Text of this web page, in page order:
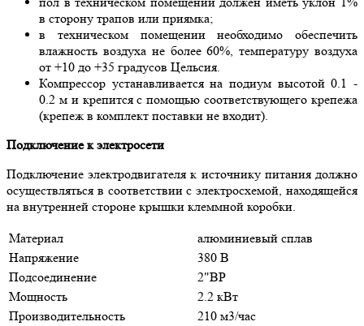
в сторону трапов или приямка;
в техническом помещении необходимо обеспечить
влажность воздуха не более 60%, температуру воздуха
от +10 до +35 градусов Цельсия.
Компрессор устанавливается на подиум высотой 0.1 -
0.2 м и крепится с помощью соответствующего крепежа
(крепеж в комплект поставки не входит).
Подключение к электросети
Подключение электродвигателя к источнику питания должно
осуществляться в соответствии с электросхемой, находящейся
на внутренней стороне крышки клеммной коробки.
Материал
алюминиевый сплав
Напряжение
380 В
Подсоединение
2"ВР
Мощность
2.2 кВт
Производительность
210 м3/час